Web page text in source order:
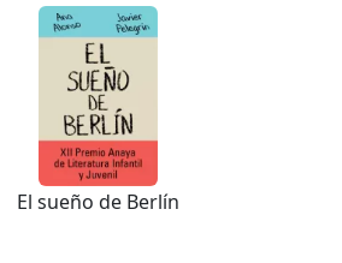
El sueño de Berlín